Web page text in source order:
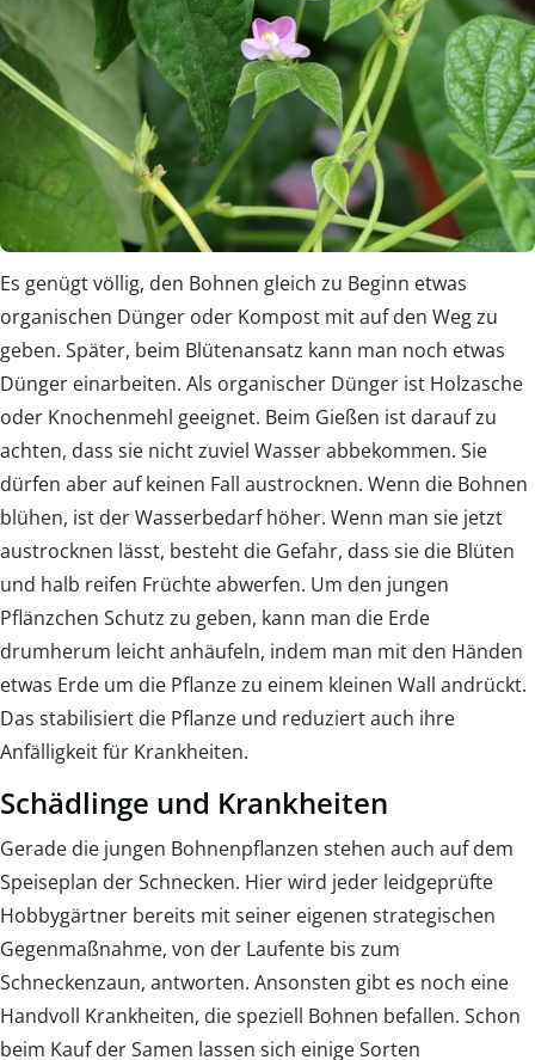
Es genügt völlig, den Bohnen gleich zu Beginn etwas
organischen Dünger oder Kompost mit auf den Weg zu
geben. Später, beim Blütenansatz kann man noch etwas
Dünger einarbeiten. Als organischer Dünger ist Holzasche
oder Knochenmehl geeignet. Beim Gießen ist darauf zu
achten, dass sie nicht zuviel Wasser abbekommen. Sie
dürfen aber auf keinen Fall austrocknen. Wenn die Bohnen
blühen, ist der Wasserbedarf höher. Wenn man sie jetzt
austrocknen lässt, besteht die Gefahr, dass sie die Blüten
und halb reifen Früchte abwerfen. Um den jungen
Pflänzchen Schutz zu geben, kann man die Erde
drumherum leicht anhäufeln, indem man mit den Händen
etwas Erde um die Pflanze zu einem kleinen Wall andrückt.
Das stabilisiert die Pflanze und reduziert auch ihre
Anfälligkeit für Krankheiten.
Schädlinge und Krankheiten
Gerade die jungen Bohnenpflanzen stehen auch auf dem
Speiseplan der Schnecken. Hier wird jeder leidgeprüfte
Hobbygärtner bereits mit seiner eigenen strategischen
Gegenmaßnahme, von der Laufente bis zum
Schneckenzaun, antworten. Ansonsten gibt es noch eine
Handvoll Krankheiten, die speziell Bohnen befallen. Schon
beim Kauf der Samen lassen sich einige Sorten